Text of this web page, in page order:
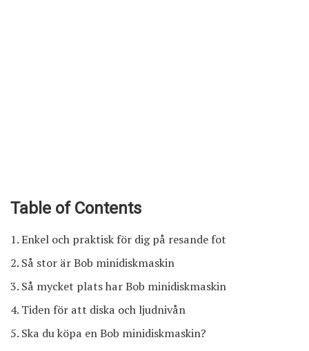
Table of Contents
Enkel och praktisk för dig på resande fot
Så stor är Bob minidiskmaskin
Så mycket plats har Bob minidiskmaskin
Tiden för att diska och ljudnivån
Ska du köpa en Bob minidiskmaskin?